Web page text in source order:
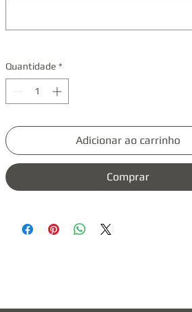
Quantidade *
Adicionar ao carrinho
Comprar